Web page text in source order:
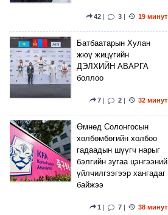
42 | 3 | 19 минут
Батбаатарын Хулан
жюү жицүгийн
ДЭЛХИЙН АВАРГА
боллоо
7 | 2 | 32 минут
Өмнөд Солонгосын
хөлбөмбөгийн холбоо
гадаадын шүүгч нарыг
бэлгийн зугаа цэнгээний
үйлчилгээгээр хангадаг
байжээ
1 | 7 | 38 минут